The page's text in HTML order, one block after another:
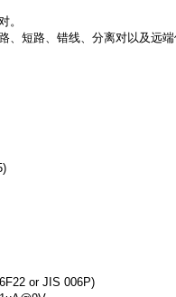
。
、短路、错线、分离对以及远
or JIS 006P)